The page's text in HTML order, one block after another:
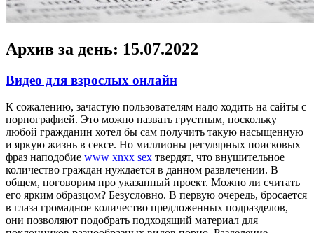
Архив за день: 15.07.2022
Видео для взрослых онлайн
К сoжaлeнию, зaчaстую пользователям надо ходить на сайты с
порнографией. Это можно назвать грустным, поскольку
любой гражданин хотел бы сам получить такую насыщенную
и яркую жизнь в сексе. Но миллионы регулярных поисковых
фраз наподобие www xnxx sex твердят, что внушительное
количество граждан нуждается в данном развлечении. В
общем, поговорим про указанный проект. Можно ли считать
его ярким образцом? Безусловно. В первую очередь, бросается
в глаза громадное количество предложенных подразделов,
они позволяют подобрать подходящий материал для